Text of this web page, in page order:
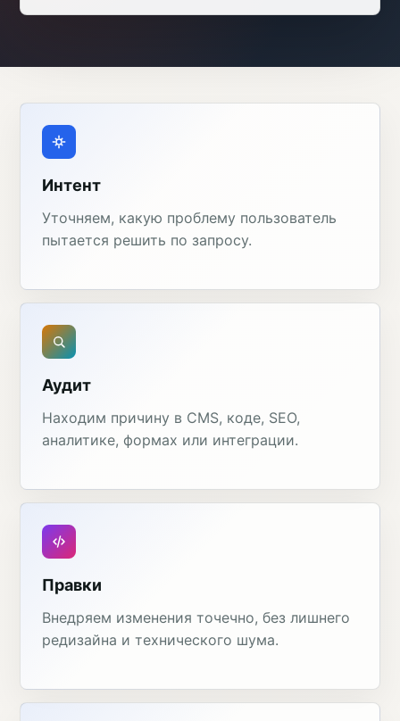
Интент
Уточняем, какую проблему пользователь
пытается решить по запросу.
Аудит
Находим причину в CMS, коде, SEO,
аналитике, формах или интеграции.
Правки
Внедряем изменения точечно, без лишнего
редизайна и технического шума.